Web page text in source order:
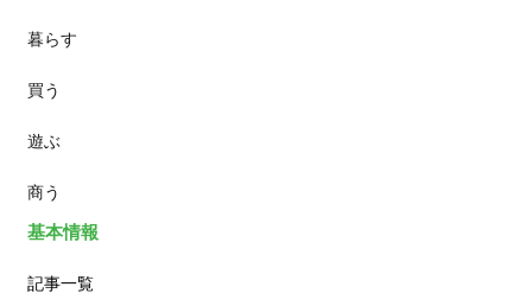
スイーツ
ランチ
カフェ
暮らす
買う
遊ぶ
商う
基本情報
記事一覧